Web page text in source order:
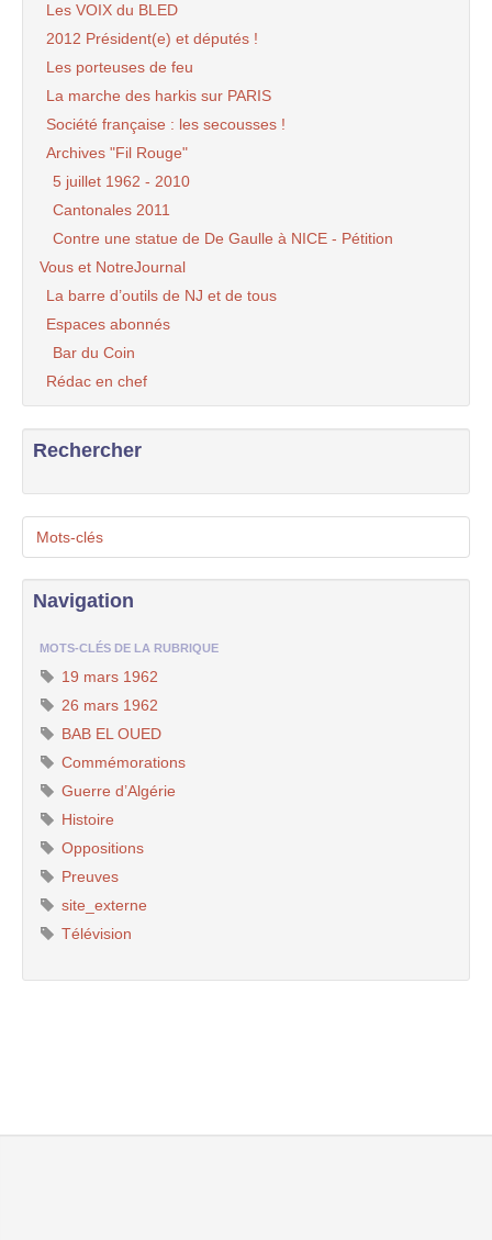
Les VOIX du BLED
2012 Président(e) et députés !
Les porteuses de feu
La marche des harkis sur PARIS
Société française : les secousses !
Archives "Fil Rouge"
5 juillet 1962 - 2010
Cantonales 2011
Contre une statue de De Gaulle à NICE - Pétition
Vous et NotreJournal
La barre d’outils de NJ et de tous
Espaces abonnés
Bar du Coin
Rédac en chef
Rechercher
Mots-clés
Navigation
MOTS-CLÉS DE LA RUBRIQUE
19 mars 1962
26 mars 1962
BAB EL OUED
Commémorations
Guerre d’Algérie
Histoire
Oppositions
Preuves
site_externe
Télévision